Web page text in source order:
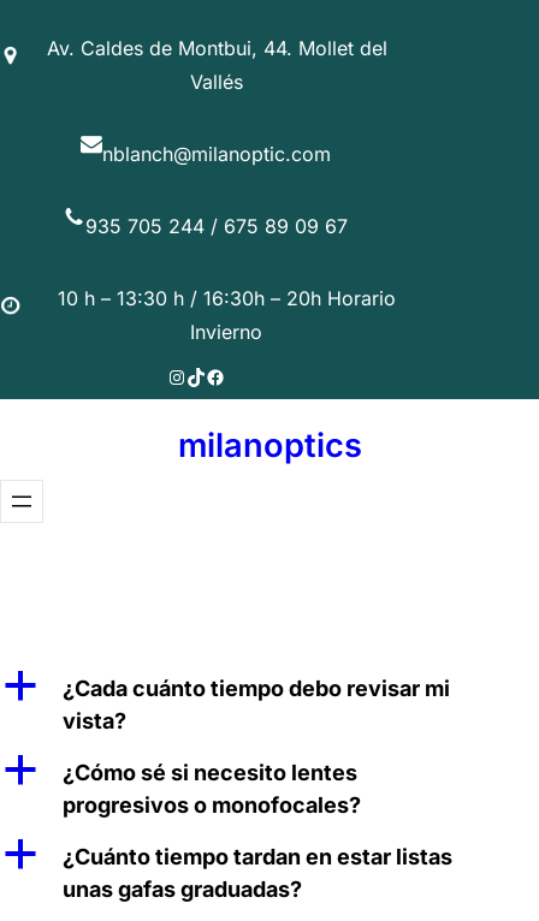
al
Av. Caldes de Montbui, 44. Mollet del
Vallés
nblanch@milanoptic.com
935 705 244 / 675 89 09 67
10 h – 13:30 h / 16:30h – 20h Horario
Invierno
Instagram
TikTok
Facebook
milanoptics
a
¿Cada cuánto tiempo debo revisar mi
vista?
a
¿Cómo sé si necesito lentes
progresivos o monofocales?
a
¿Cuánto tiempo tardan en estar listas
unas gafas graduadas?